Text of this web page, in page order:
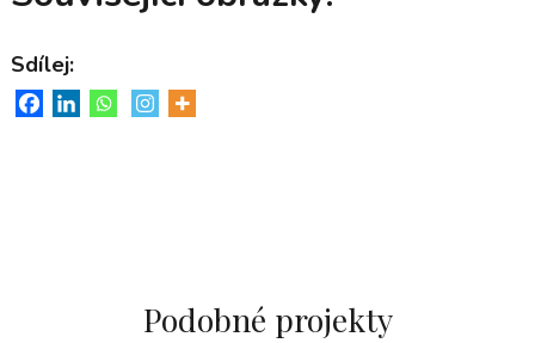
Sdílej:
Podobné projekty